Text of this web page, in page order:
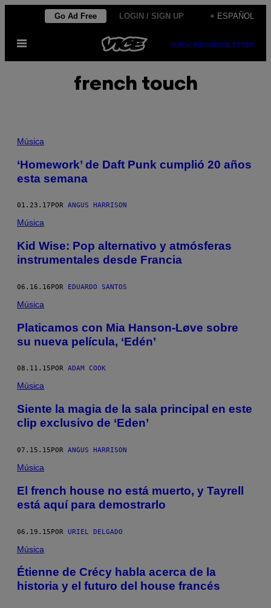
contenido
Go Ad Free LOGIN / SIGN UP + ESPAÑOL
Abrir
SUBSCRIBENEWSLETTER
french touch
Música
‘Homework’ de Daft Punk cumplió 20 años
esta semana
01.23.17 POR ANGUS HARRISON
Música
Kid Wise: Pop alternativo y atmósferas
instrumentales desde Francia
06.16.16POR EDUARDO SANTOS
Música
Platicamos con Mia Hanson-Løve sobre
su nueva película, ‘Edén’
08.11.15 POR ADAM COOK
Música
Siente la magia de la sala principal en este
clip exclusivo de ‘Eden’
07.15.15POR ANGUS HARRISON
Música
El french house no está muerto, y Tayrell
está aquí para demostrarlo
06.19.15POR URIEL DELGADO
Música
Étienne de Crécy habla acerca de la
historia y el futuro del house francés